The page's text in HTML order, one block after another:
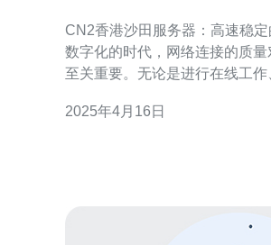
CN2香港沙田服务器：高速稳定的网
数字化的时代，网络连接的质
至关重要。无论是进行在线工
器提供了高速稳定的网络连接，
2025年4月16日